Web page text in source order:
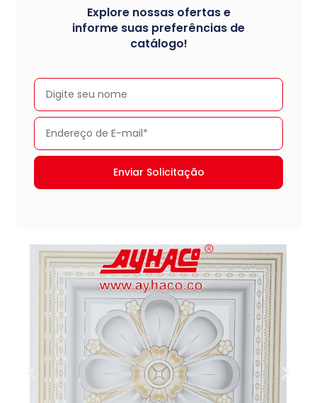
Explore nossas ofertas e
informe suas preferências de
catálogo!
Enviar Solicitação